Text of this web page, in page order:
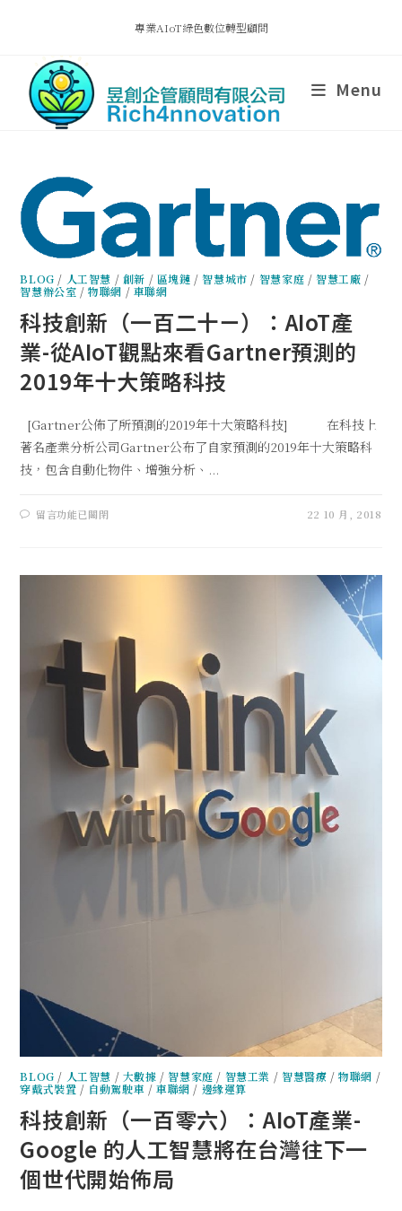
專業AIoT綠色數位轉型顧問
Menu
BLOG / 人工智慧 / 創新 / 區塊鏈 /智慧城市 / 智慧家庭 / 智慧工廠 /
智慧辦公室 /物聯網 / 車聯網
科技創新（一百二十ㄧ）：AIoT產
業-從AIoT觀點來看Gartner預測的
2019年十大策略科技
[Gartner公佈了所預測的2019年十大策略科技] 在科技上
著名產業分析公司Gartner公布了自家預測的2019年十大策略科
技，包含自動化物件、增強分析、...
留言功能已關閉 22 10 月, 2018
BLOG / 人工智慧 / 大數據 /智慧家庭 / 智慧工業 / 智慧醫療 /物聯網 /
穿戴式裝置 / 自動駕駛車 /車聯網 / 邊緣運算
科技創新（一百零六）：AIoT產業-
Google 的人工智慧將在台灣往下一
個世代開始佈局